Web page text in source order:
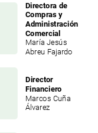
Director
Financiero
Marcos Cuña
Álvarez
Directora de
Compras y
Administración
Comercial
María Jesús
Abreu Fajardo